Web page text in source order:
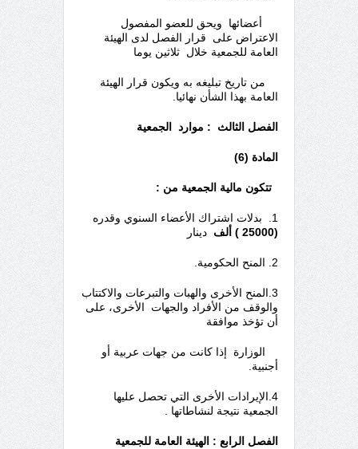
أعضائها ويحق للعضو المفصول
الاعتراض على قرار الفصل لدى الهيئة
العامة للجمعية خلال ثلاثين يوما
من تاريخ تبليغه به ويكون قرار الهيئة
العامة بهذا الشأن نهائيا.
الفصل الثالث : موارد الجمعية
المادة (6)
تتكون مالية الجمعية من :
1. بدلات اشتراك الأعضاء السنوي وقدره
(25000 ) ألف
دينار
2. المنح الحكومية.
3.المنح الأخرى والهبات والتبرعات والاكتتاب
والوقف من الأفراد والجهات الأخرى، على
أن تؤخذ موافقة
الوزارة إذا كانت من جهات عربية أو
أجنبية.
4.الإيرادات الأخرى التي تحصل عليها
الجمعية نتيجة لنشاطاتها .
الفصل الرابع : الهيئة العامة للجمعية